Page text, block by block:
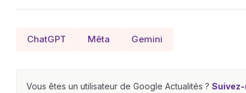
ChatGPT Mêta Gemini
Vous êtes un utilisateur de Google Actualités ?